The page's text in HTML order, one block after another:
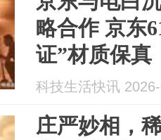
略合作 京东
证”材质保真
科技生活快讯
庄严妙相，